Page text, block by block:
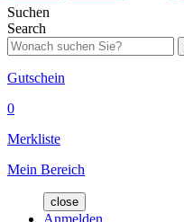
Suchen
Search
Gutschein
0
Merkliste
Mein Bereich
close
Anmelden